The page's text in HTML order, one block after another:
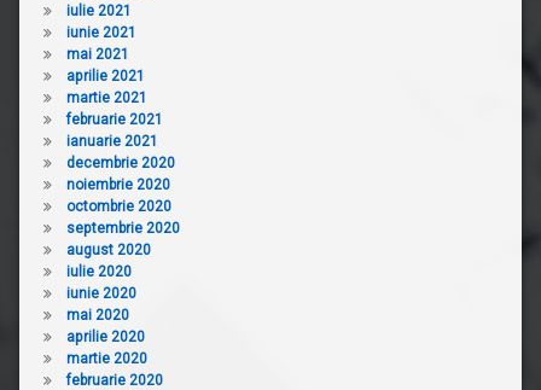
iulie 2021
iunie 2021
mai 2021
aprilie 2021
martie 2021
februarie 2021
ianuarie 2021
decembrie 2020
noiembrie 2020
octombrie 2020
septembrie 2020
august 2020
iulie 2020
iunie 2020
mai 2020
aprilie 2020
martie 2020
februarie 2020